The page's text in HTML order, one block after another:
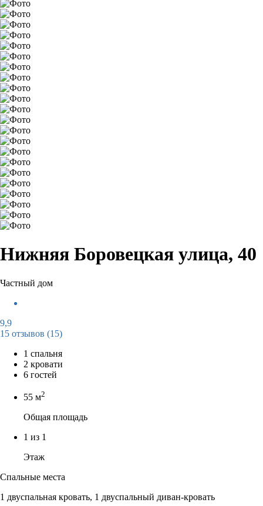
Нижняя Боровецкая улица, 40
Частный дом
9,9
15 отзывов (15)
1 спальня
2 кровати
6 гостей
55 м2
Общая площадь
1 из 1
Этаж
Спальные места
1 двуспальная кровать, 1 двуспальный диван-кровать